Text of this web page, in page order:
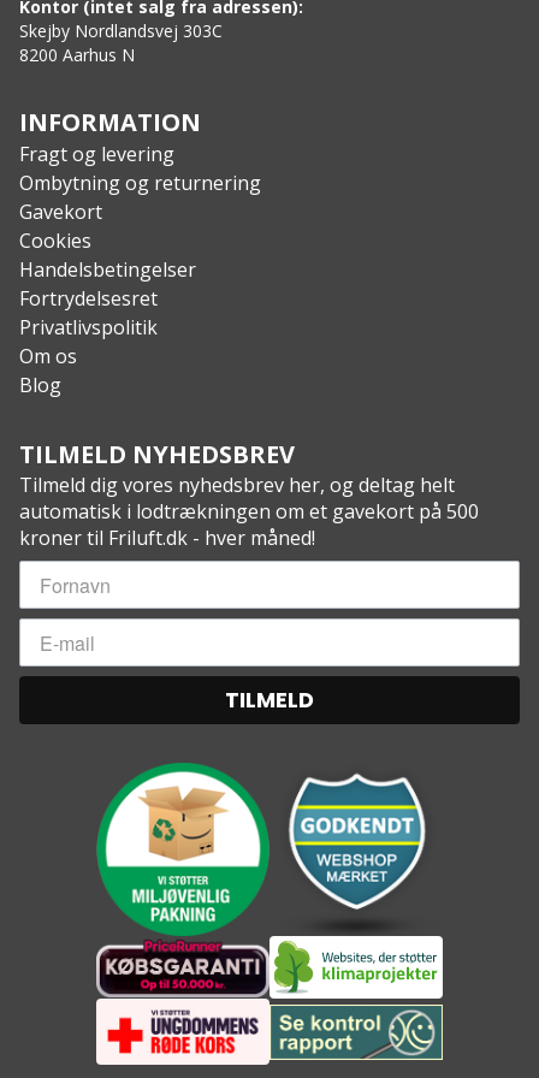
Kontor (intet salg fra adressen):
Skejby Nordlandsvej 303C
8200 Aarhus N
INFORMATION
Fragt og levering
Ombytning og returnering
Gavekort
Cookies
Handelsbetingelser
Fortrydelsesret
Privatlivspolitik
Om os
Blog
TILMELD NYHEDSBREV
Tilmeld dig vores nyhedsbrev her, og deltag helt
automatisk i lodtrækningen om et gavekort på 500
kroner til Friluft.dk - hver måned!
TILMELD